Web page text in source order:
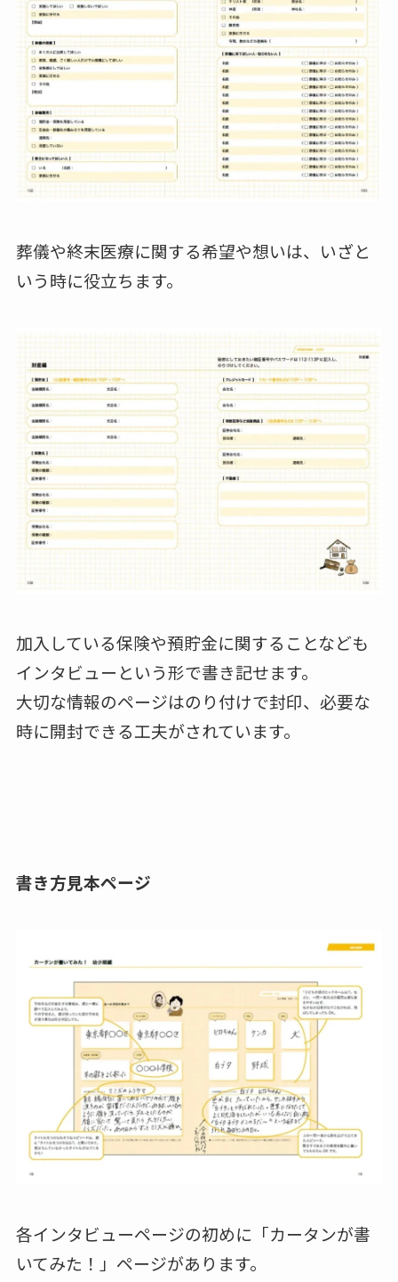
葬儀や終末医療に関する希望や想いは、いざと
いう時に役立ちます。
加入している保険や預貯金に関することなども
インタビューという形で書き記せます。
大切な情報のページはのり付けで封印、必要な
時に開封できる工夫がされています。
書き方見本ページ
各インタビューページの初めに「カータンが書
いてみた！」ページがあります。